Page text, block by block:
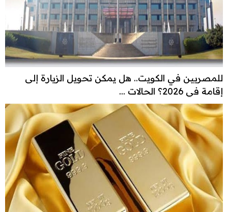
للمصريين في الكويت.. هل يمكن تحويل الزيارة إلى
إقامة في 2026؟ الحالات ...